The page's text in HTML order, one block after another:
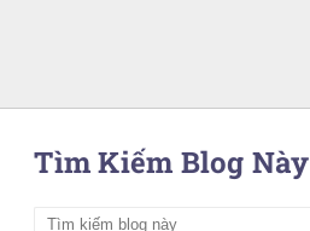
Tìm Kiếm Blog Này